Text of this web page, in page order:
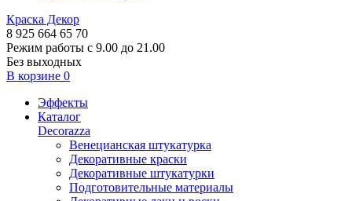
Краска Декор
8 925 664 65 70
Режим работы с 9.00 до 21.00
Без выходных
В корзине 0
Эффекты
Каталог
Decorazza
Венецианская штукатурка
Декоративные краски
Декоративные штукатурки
Подготовительные материалы